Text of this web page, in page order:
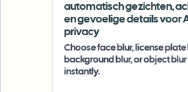
automatisch gezichten,
en gevoelige details voor
privacy
Choose face blur, license plate
background blur, or object
instantly.